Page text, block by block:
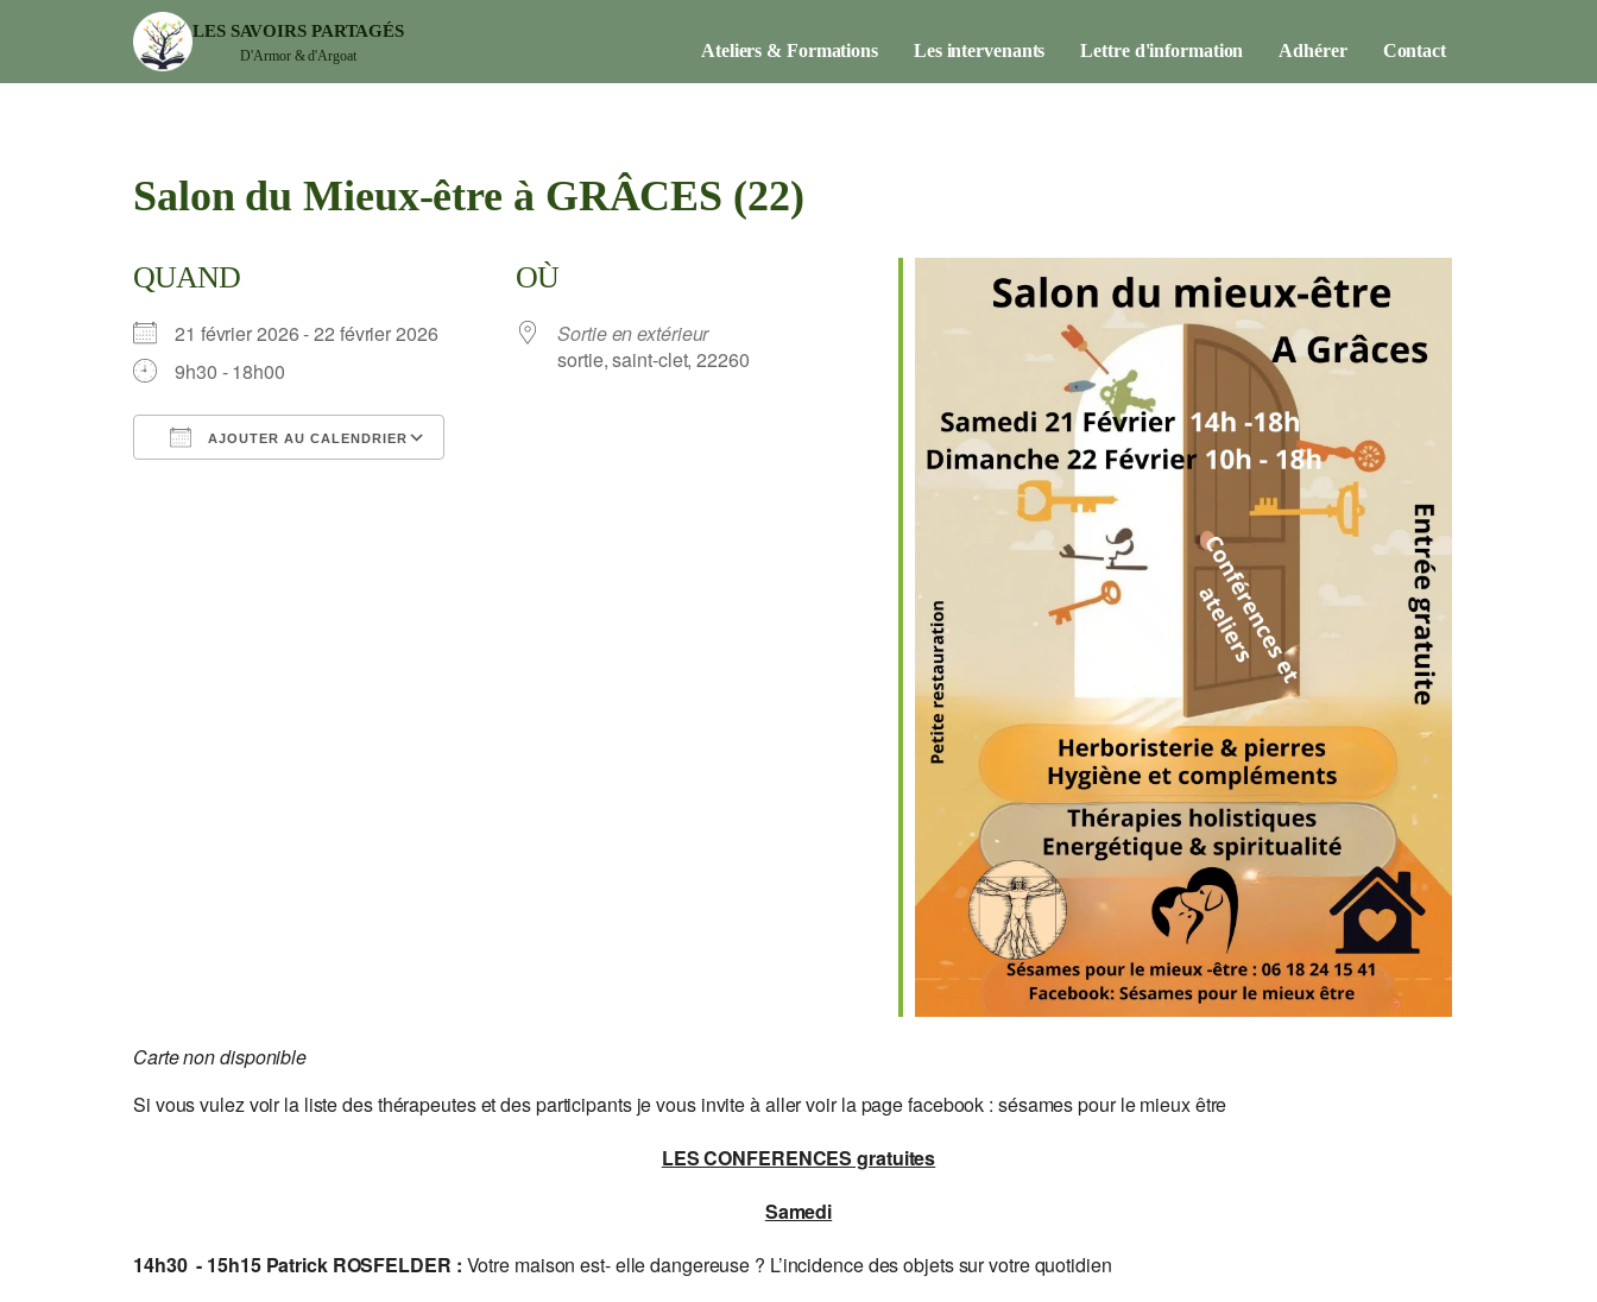
LES SAVOIRS PARTAGÉS
D'Armor & d'Argoat Ateliers & Formations Les intervenants Lettre d'information Adhérer Contact
Salon du Mieux-être à GRÂCES (22)
QUAND
21 février 2026 - 22 février 2026
9h30 - 18h00
AJOUTER AU CALENDRIER
OÙ
Sortie en extérieur
sortie, saint-clet, 22260
Carte non disponible
Si vous vulez voir la liste des thérapeutes et des participants je vous invite à aller voir la page facebook : sésames pour le mieux être
LES CONFERENCES gratuites
Samedi
14h30 - 15h15 Patrick ROSFELDER : Votre maison est- elle dangereuse ? L’incidence des objets sur votre quotidien